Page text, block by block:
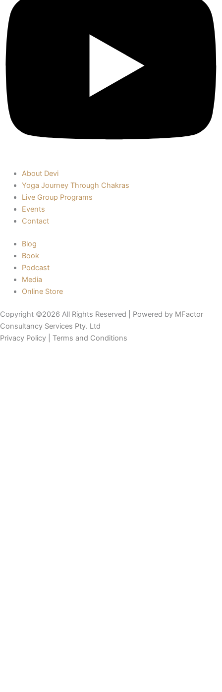
About Devi
Yoga Journey Through Chakras
Live Group Programs
Events
Contact
Blog
Book
Podcast
Media
Online Store
Copyright ©2026 All Rights Reserved | Powered by MFactor
Consultancy Services Pty. Ltd
Privacy Policy
Terms and Conditions